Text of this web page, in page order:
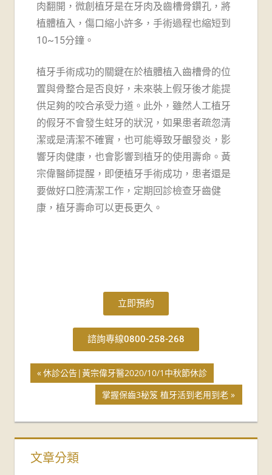
肉翻開，微創植牙是在牙肉及齒槽骨鑽孔，將
植體植入，傷口縮小許多，手術過程也縮短到
10~15分鐘。
植牙手術成功的關鍵在於植體植入齒槽骨的位
置與骨整合是否良好，未來裝上假牙後才能提
供足夠的咬合承受力道。此外，雖然人工植牙
的假牙不會發生蛀牙的狀況，如果患者疏忽清
潔或是清潔不確實，也可能導致牙齦發炎，影
響牙肉健康，也會影響到植牙的使用壽命。黃
宗偉醫師提醒，即便植牙手術成功，患者還是
要做好口腔清潔工作，定期回診檢查牙齒健
康，植牙壽命可以更長更久。
立即預約
諮詢專線0800-258-268
休診公告|黃宗偉牙醫2020/10/1中秋節休診
掌握保齒3秘笈 植牙活到老用到老
文章分類